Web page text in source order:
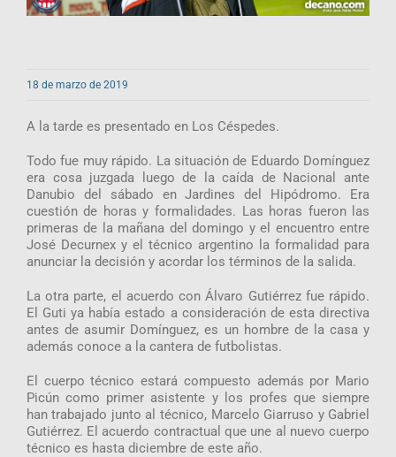
18 de marzo de 2019
A la tarde es presentado en Los Céspedes.
Todo fue muy rápido. La situación de Eduardo Domínguez
era cosa juzgada luego de la caída de Nacional ante
Danubio del sábado en Jardines del Hipódromo. Era
cuestión de horas y formalidades. Las horas fueron las
primeras de la mañana del domingo y el encuentro entre
José Decurnex y el técnico argentino la formalidad para
anunciar la decisión y acordar los términos de la salida.
La otra parte, el acuerdo con Álvaro Gutiérrez fue rápido.
El Guti ya había estado a consideración de esta directiva
antes de asumir Domínguez, es un hombre de la casa y
además conoce a la cantera de futbolistas.
El cuerpo técnico estará compuesto además por Mario
Picún como primer asistente y los profes que siempre
han trabajado junto al técnico, Marcelo Giarruso y Gabriel
Gutiérrez. El acuerdo contractual que une al nuevo cuerpo
técnico es hasta diciembre de este año.